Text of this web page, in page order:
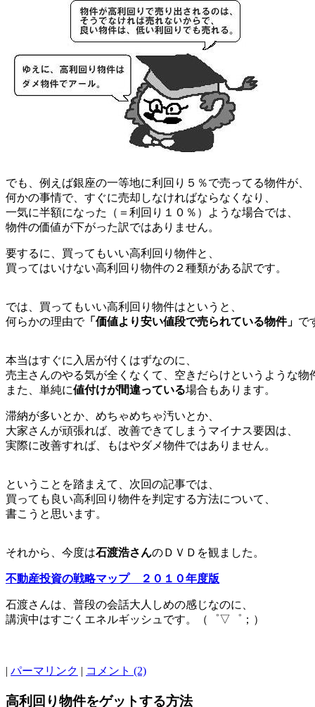
でも、例えば銀座の一等地に利回り５％で売ってる物件が、
何かの事情で、すぐに売却しなければならなくなり、
一気に半額になった（＝利回り１０％）ような場合では、
物件の価値が下がった訳ではありません。
要するに、買ってもいい高利回り物件と、
買ってはいけない高利回り物件の２種類がある訳です。
では、買ってもいい高利回り物件はというと、
何らかの理由で「価値より安い値段で売られている物件」 で
本当はすぐに入居が付くはずなのに、
売主さんのやる気が全くなくて、空きだらけというような物
また、単純に値付けが間違っている場合もあります。
滞納が多いとか、めちゃめちゃ汚いとか、
大家さんが頑張れば、改善できてしまうマイナス要因は、
実際に改善すれば、もはやダメ物件ではありません。
ということを踏まえて、次回の記事では、
買っても良い高利回り物件を判定する方法について、
書こうと思います。
それから、今度は石渡浩さんのＤＶＤを観ました。
不動産投資の戦略マップ ２０１０年度版
石渡さんは、普段の会話大人しめの感じなのに、
講演中はすごくエネルギッシュです。（゜▽゜；）
| パーマリンク | コメント (2)
高利回り物件をゲットする方法